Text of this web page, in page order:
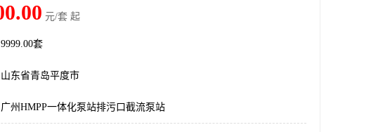
元/套 起
9999.00套
山东省青岛平度市
广州HMPP一体化泵站排污口截流泵站